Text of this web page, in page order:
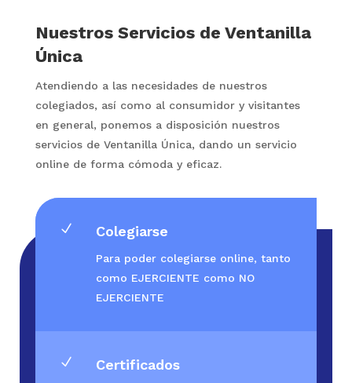
Nuestros Servicios de Ventanilla
Única
Atendiendo a las necesidades de nuestros
colegiados, así como al consumidor y visitantes
en general, ponemos a disposición nuestros
servicios de Ventanilla Única, dando un servicio
online de forma cómoda y eficaz.
N Colegiarse
Para poder colegiarse online, tanto
como EJERCIENTE como NO
EJERCIENTE
N Certificados